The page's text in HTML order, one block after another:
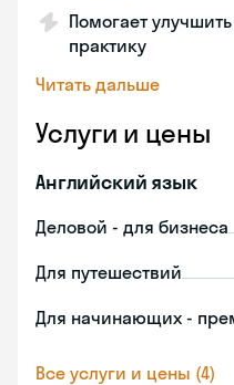
Помогает
практику
Читать дальше
Услуги и цены
Английский язык
Деловой - для бизнеса
Для путешествий
Для начинающих -
Все услуги и цены (4)